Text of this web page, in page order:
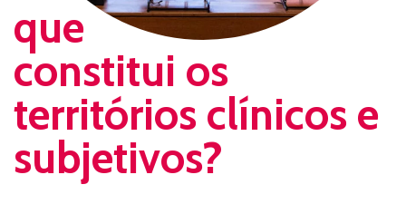
que
constitui os
territórios clínicos e
subjetivos?